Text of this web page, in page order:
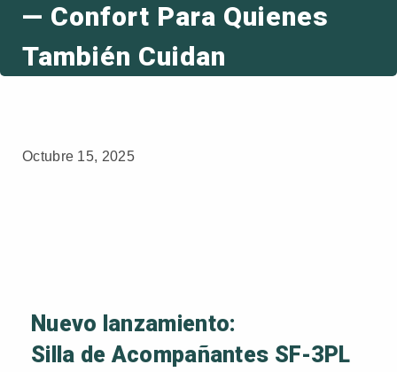
— Confort Para Quienes
También Cuidan
Octubre 15, 2025
Nuevo lanzamiento:
Silla de Acompañantes SF-3PL